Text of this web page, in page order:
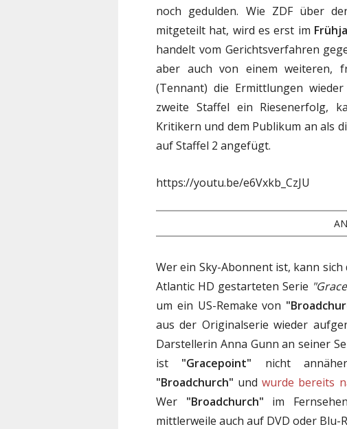
noch gedulden. Wie ZDF über
mitgeteilt hat, wird es erst im
handelt vom Gerichtsverfahren
aber auch von einem weiteren,
(Tennant) die Ermittlungen
zweite Staffel ein Riesenerfolg,
Kritikern und dem Publikum an als
auf Staffel 2 angefügt.
https://youtu.be/e6Vxkb_CzJU
Wer ein Sky-Abonnent ist, kann
Atlantic HD gestarteten Serie
um ein US-Remake von
aus der Originalserie wieder
Darstellerin Anna Gunn an seiner
ist "Gracepoint" nicht
"Broadchurch" undwurde bereits
Wer "Broadchurch" im
mittlerweile auch auf DVD oder Blu-